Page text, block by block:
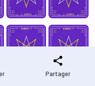
Partager